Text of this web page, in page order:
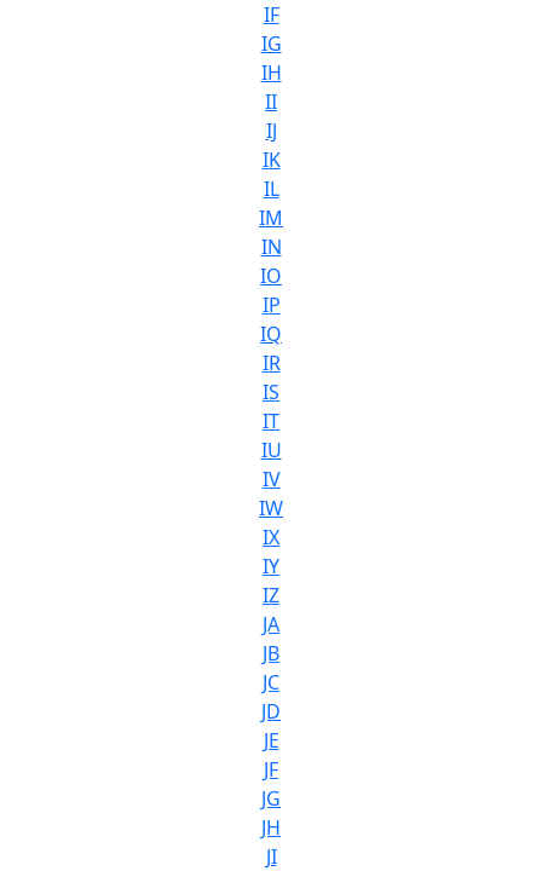
IF
IG
IH
II
IJ
IK
IL
IM
IN
IO
IP
IQ
IR
IS
IT
IU
IV
IW
IX
IY
IZ
JA
JB
JC
JD
JE
JF
JG
JH
JI